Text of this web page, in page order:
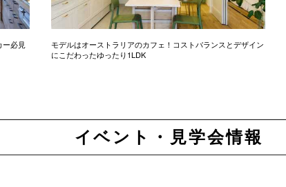
必見
モデルはオーストラリアのカフェ！コストバランスとデザイン
にこだわったゆったり1LDK
イベント・見学会情報